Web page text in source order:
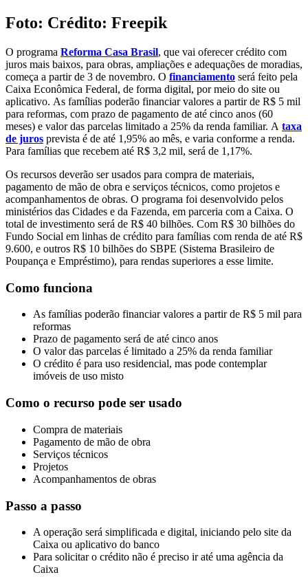
Foto: Crédito: Freepik
O programa Reforma Casa Brasil, que vai oferecer crédito com
juros mais baixos, para obras, ampliações e adequações de moradias,
começa a partir de 3 de novembro. O financiamento será feito pela
Caixa Econômica Federal, de forma digital, por meio do site ou
aplicativo. As famílias poderão financiar valores a partir de R$ 5 mil
para reformas, com prazo de pagamento de até cinco anos (60
meses) e valor das parcelas limitado a 25% da renda familiar. A taxa
de juros prevista é de até 1,95% ao mês, e varia conforme a renda.
Para famílias que recebem até R$ 3,2 mil, será de 1,17%.
Os recursos deverão ser usados para compra de materiais,
pagamento de mão de obra e serviços técnicos, como projetos e
acompanhamentos de obras. O programa foi desenvolvido pelos
ministérios das Cidades e da Fazenda, em parceria com a Caixa. O
total de investimento será de R$ 40 bilhões. Com R$ 30 bilhões do
Fundo Social em linhas de crédito para famílias com renda de até R$
9.600, e outros R$ 10 bilhões do SBPE (Sistema Brasileiro de
Poupança e Empréstimo), para rendas superiores a esse limite.
Como funciona
As famílias poderão financiar valores a partir de R$ 5 mil para
reformas
Prazo de pagamento será de até cinco anos
O valor das parcelas é limitado a 25% da renda familiar
O crédito é para uso residencial, mas pode contemplar
imóveis de uso misto
Como o recurso pode ser usado
Compra de materiais
Pagamento de mão de obra
Serviços técnicos
Projetos
Acompanhamentos de obras
Passo a passo
A operação será simplificada e digital, iniciando pelo site da
Caixa ou aplicativo do banco
Para solicitar o crédito não é preciso ir até uma agência da
Caixa